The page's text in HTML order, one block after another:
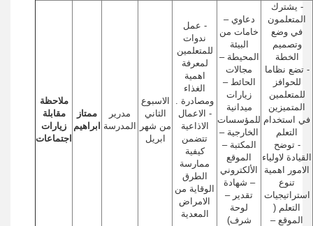
- يشترك
المتعلمون
في وضع
وتصميم
الخطة
- تضع نظاما
للحوافز
للمتعلمين
المتميزين
في استخدام
التعلم
- توضح
القيادة لاولياء
الامور اهمية
تنوع
استراتيجيات
التعلم (
الموقع –
دعاوي –
خامات من
البيئة
المحيطة –
مجالات
الحائط –
زيارات
ميدانية
للمؤسسات
الخارجية –
المكتبة –
الموقع
الألكتروني
– شهادة
تقدير –
لوحة
شرف)
- عمل
ندوات
للمتعلمين
لمعرفة
اهمية
الغذاء
ومصادرة .
- الاعمال
الاذاعية
تتضمن
كيفية
ممارسة
الطرق
الوقاية من
الامراض
المعدية
الاسبوع
الثاني
من شهر
ابريل
مدرير
المدرسة
ممتاز
ابراهيم
ملاحظة
مقابلة
زيارات
اجتماعات